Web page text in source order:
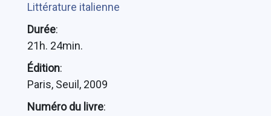
Littérature italienne
Durée:
21h. 24min.
Édition:
Paris, Seuil, 2009
Numéro du livre: